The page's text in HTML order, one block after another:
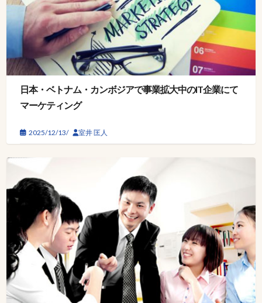
日本・ベトナム・カンボジアで事業拡大中のIT企業にて
マーケティング
2025/12/13/ 室井 匡人